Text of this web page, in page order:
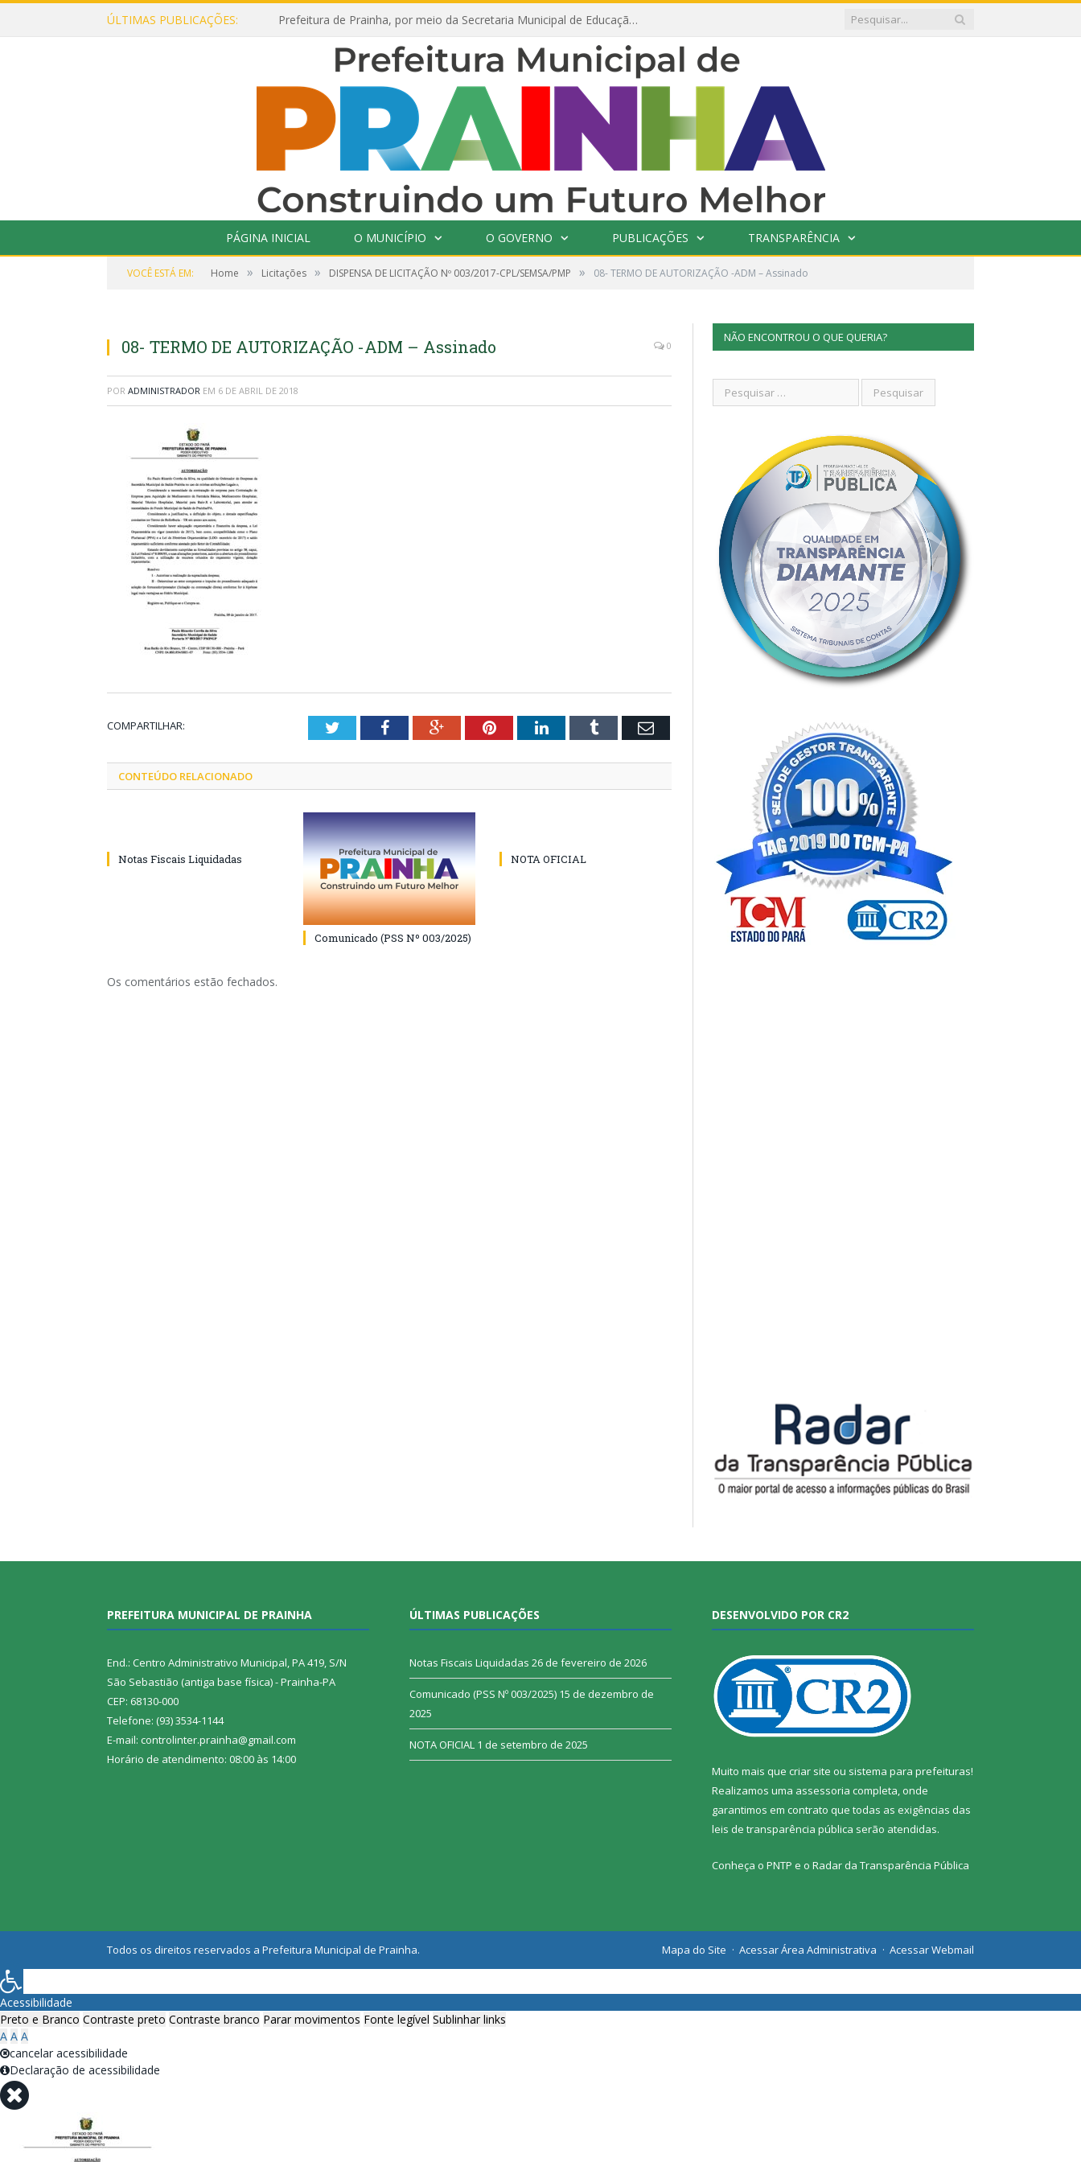
ÚLTIMAS PUBLICAÇÕES: Prefeitura de Prainha, por meio da Secretaria Municipal de Educação, abre 354 vagas na área da Educação para 2025 com processo seletivo simplificado
PÁGINA INICIAL O MUNICÍPIO O GOVERNO PUBLICAÇÕES TRANSPARÊNCIA
VOCÊ ESTÁ EM: Home » Licitações » DISPENSA DE LICITAÇÃO Nº 003/2017-CPL/SEMSA/PMP » 08- TERMO DE AUTORIZAÇÃO -ADM – Assinado
08- TERMO DE AUTORIZAÇÃO -ADM – Assinado 0
POR ADMINISTRADOR EM 6 DE ABRIL DE 2018
COMPARTILHAR: TwitterFacebookGoogle+PinterestLinkedInTumblr Email
CONTEÚDO RELACIONADO
Notas Fiscais Liquidadas
Comunicado (PSS Nº 003/2025)
NOTA OFICIAL
Os comentários estão fechados.
NÃO ENCONTROU O QUE QUERIA?
PREFEITURA MUNICIPAL DE PRAINHA
End.: Centro Administrativo Municipal, PA 419, S/N
São Sebastião (antiga base física) - Prainha-PA
CEP: 68130-000
Telefone: (93) 3534-1144
E-mail: controlinter.prainha@gmail.com
Horário de atendimento: 08:00 às 14:00
ÚLTIMAS PUBLICAÇÕES
Notas Fiscais Liquidadas 26 de fevereiro de 2026
Comunicado (PSS Nº 003/2025) 15 de dezembro de
2025
NOTA OFICIAL 1 de setembro de 2025
DESENVOLVIDO POR CR2
Muito mais que criar site ou sistema para prefeituras!
Realizamos uma assessoria completa, onde
garantimos em contrato que todas as exigências das
leis de transparência pública serão atendidas.
Conheça o PNTP e o Radar da Transparência Pública
Todos os direitos reservados a Prefeitura Municipal de Prainha. Mapa do Site Acessar Área Administrativa Acessar Webmail
Acessibilidade
Preto e Branco Contraste preto Contraste branco Parar movimentos Fonte legível Sublinhar links
A A A
cancelar acessibilidade
Declaração de acessibilidade